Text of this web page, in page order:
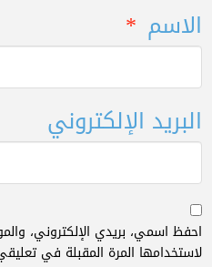
الاسم *
البريد الإلكتروني
احفظ اسمي، بريدي الإلكتروني،
لاستخدامها المرة المقبلة في